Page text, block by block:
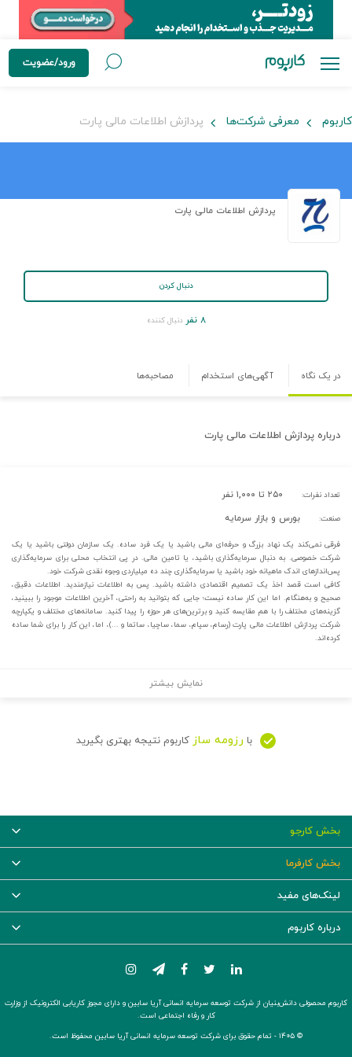
ورود/عضویت
کاربوم معرفی شرکت‌ها پردازش اطلاعات مالی پارت
پردازش اطلاعات مالی پارت
دنبال کردن
۸ نفر دنبال کننده
در یک نگاه آگهی‌های استخدام مصاحبه‌ها
درباره پردازش اطلاعات مالی پارت
تعداد نفرات: ۲۵۰ تا ۱,۰۰۰ نفر
صنعت: بورس و بازار سرمایه
فرقی نمی‌کند یک نهاد بزرگ و حرفه‌ای مالی باشید یا یک فرد ساده. یک سازمان دولتی باشید یا یک
شرکت خصوصی. به دنبال سرمایه‌گذاری باشید، یا تامین مالی. در پی انتخاب محلی برای سرمایه‌گذاری
پس‌اندازهای اندک ماهیانه خود باشید یا سرمایه‌گذاری چند ده میلیاردی وجوه نقدی شرکت خود.
کافی است قصد اخذ یک تصمیم اقتصادی داشته باشید. پس به اطلاعات نیازمندید. اطلاعات دقیق،
صحیح و به‌هنگام. اما این کار ساده نیست؛ جایی که بتوانید به راحتی، آخرین اطلاعات موجود را ببینید،
گزینه‌های مختلف را با هم مقایسه کنید و برترین‌های هر حوزه را پیدا کنید. سامانه‌های مختلف و یکپارچه
شرکت پردازش اطلاعات مالی پارت (رسام، سپام، سما، ساچیا، ساتما و ...)، اما، این کار را برای شما ساده
کرده‌اند.
نمایش بیشتر
با رزومه ساز کاربوم نتیجه بهتری بگیرید
بخش کارجو
بخش کارفرما
لینک‌های مفید
درباره کاربوم
کاربوم محصولی دانش‌بنیان از شرکت توسعه سرمایه انسانی آریا سابین و دارای مجوز کاریابی الکترونیک از وزارت
کار و رفاه اجتماعی است.
© ۱۴۰۵ -
تمام حقوق برای شرکت توسعه سرمایه انسانی آریا سابین محفوظ است.